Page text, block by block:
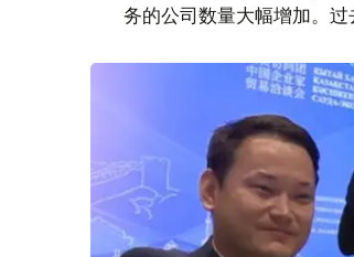
务的公司数量大幅增加。